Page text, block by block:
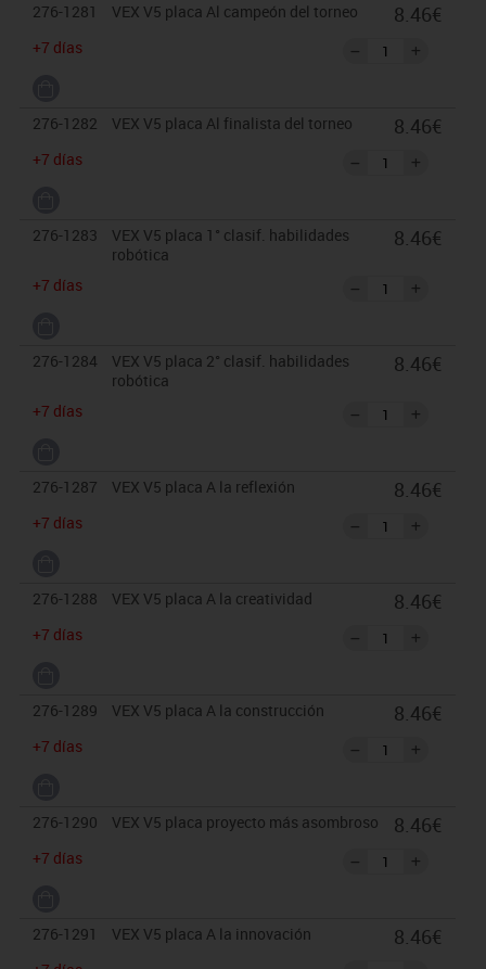
276-1281
VEX V5 placa Al campeón del torneo
+7 días
8.46€
276-1282
VEX V5 placa Al finalista del torneo
+7 días
8.46€
276-1283
VEX V5 placa 1° clasif. habilidades
robótica
+7 días
8.46€
276-1284
VEX V5 placa 2° clasif. habilidades
robótica
+7 días
8.46€
276-1287
VEX V5 placa A la reflexión
+7 días
8.46€
276-1288
VEX V5 placa A la creatividad
+7 días
8.46€
276-1289
VEX V5 placa A la construcción
+7 días
8.46€
276-1290
VEX V5 placa proyecto más asombroso
+7 días
8.46€
276-1291
VEX V5 placa A la innovación
8.46€